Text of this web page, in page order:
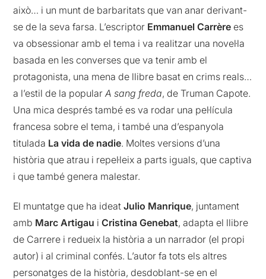
això… i un munt de barbaritats que van anar derivant-
se de la seva farsa. L’escriptor Emmanuel Carrère es
va obsessionar amb el tema i va realitzar una novel·la
basada en les converses que va tenir amb el
protagonista, una mena de llibre basat en crims reals…
a l’estil de la popularA sang freda, de Truman Capote.
Una mica després també es va rodar una pel·lícula
francesa sobre el tema, i també una d’espanyola
titulada La vida de nadie. Moltes versions d’una
història que atrau i repel·leix a parts iguals, que captiva
i que també genera malestar.
El muntatge que ha ideatJulio Manrique, juntament
amb Marc Artigau iCristina Genebat, adapta el llibre
de Carrere i redueix la història a un narrador (el propi
autor) i al criminal confés. L’autor fa tots els altres
personatges de la història, desdoblant-se en el